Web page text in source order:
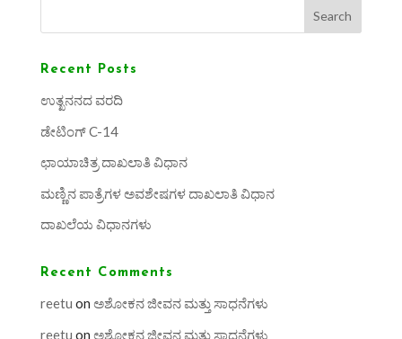
Search
Recent Posts
ಉತ್ಖನನದ ವರದಿ
ಡೇಟಿಂಗ್ C-14
ಛಾಯಾಚಿತ್ರ ದಾಖಲಾತಿ ವಿಧಾನ
ಮಣ್ಣಿನ ಪಾತ್ರೆಗಳ ಅವಶೇಷಗಳ ದಾಖಲಾತಿ ವಿಧಾನ
ದಾಖಲೆಯ ವಿಧಾನಗಳು
Recent Comments
reetu on ಅಶೋಕನ ಜೀವನ ಮತ್ತು ಸಾಧನೆಗಳು
reetu on ಅಶೋಕನ ಜೀವನ ಮತ್ತು ಸಾಧನೆಗಳು